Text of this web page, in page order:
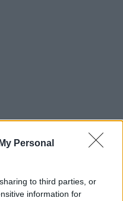
Personal
to third parties, or
information for
πιστοποιητικό